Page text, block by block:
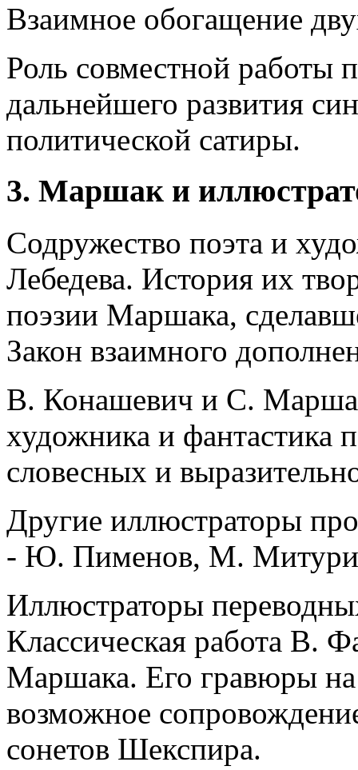
Взаимное обогащение
Роль совместной работы
дальнейшего развития
политической сатиры.
3. Маршак и
Содружество поэта и
Лебедева. История их
поэзии Маршака,
Закон взаимного
В. Конашевич и С.
художника и фантастика
словесных и
Другие иллюстраторы
- Ю. Пименов, М.
Иллюстраторы
Классическая работа В.
Маршака. Его гравюры на
возможное
сонетов Шекспира.